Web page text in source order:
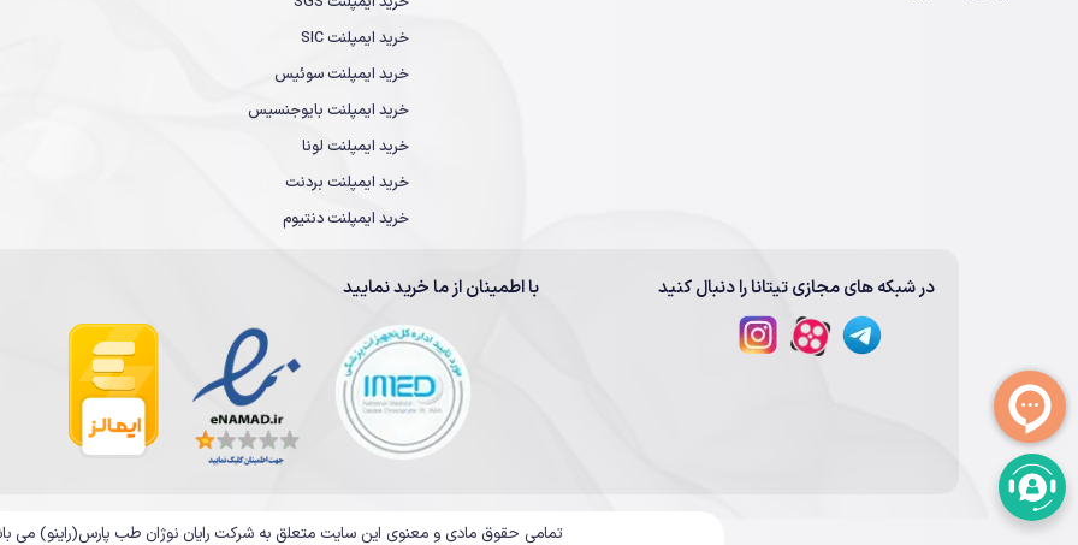
خرید ایمپلنت SIC
خرید ایمپلنت سوئیس
خرید ایمپلنت بایوجنسیس
خرید ایمپلنت لونا
خرید ایمپلنت بردنت
خرید ایمپلنت دنتیوم
در شبکه های مجازی تیتانا را دنبال کنید با اطمینان از ما خرید نمایید
تمامی حقوق مادی و معنوی این سایت متعلق به شرکت رایان نوژان طب پارس(راینو) می